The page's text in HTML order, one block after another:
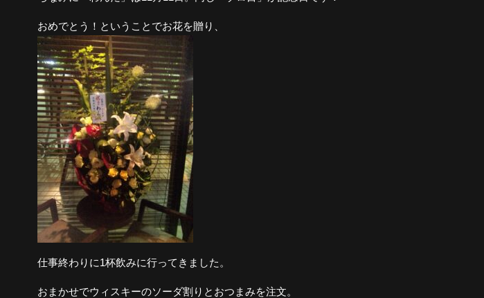
おめでとう！ということでお花を贈り、
仕事終わりに1杯飲みに行ってきました。
おまかせでウィスキーのソーダ割りとおつまみを注文。